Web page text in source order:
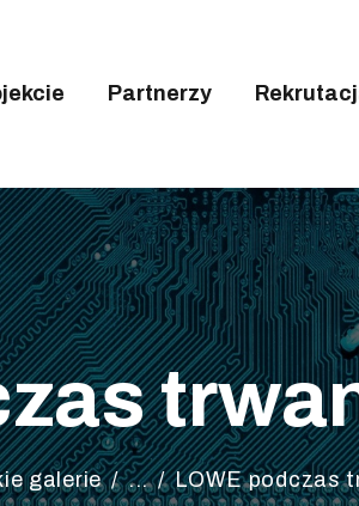
Partnerzy
galerie ... LOWE podczas